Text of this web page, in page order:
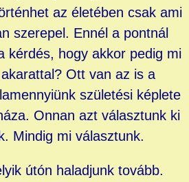
az életében csak ami
szerepel. Ennél a pontnál
kérdés, hogy akkor pedig mi
Ott van az is a
születési képlete
Onnan azt választunk ki
Mindig mi választunk.
útón haladjunk tovább.